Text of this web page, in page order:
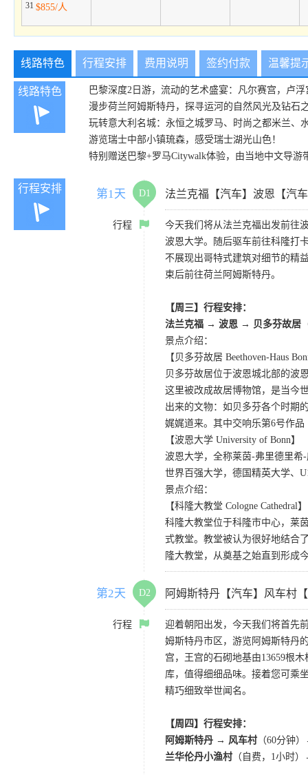
31 $855/人
线路特色 行程安排 费用说明 签约付款 温馨提
线路特色
巴黎深度2日游，流动的艺术盛宴：凡尔赛宫，卢
漫步荷兰阿姆斯特丹，探寻运河的自然风光及钻石
玩转意大利名城：永恒之城罗马、时尚之都米兰、
游览瑞士中部小镇琉森，感受瑞士湖光山色！
特别赠送巴黎+罗马Citywalk体验，由当地中文导
行程安排 第1天 D1 法兰克福【汽车】波恩【汽
行程
今天我们将从法兰克福出发前往
波恩大学。随后驱车前往科隆打
不展现出哥特式建筑对细节的精
束后前往荷兰阿姆斯特丹。
【周三】行程安排：
法兰克福 → 波恩 → 贝多芬故居
景点介绍：
【贝多芬故居 Beethoven-Haus
贝多芬故居位于波恩城北部的波
这里被改成故居博物馆，是当今
出来的文物：如贝多芬各个时期
娓娓道来。其中交响乐第6号作
【波恩大学 University of Bonn】
波恩大学，全称莱茵-弗里德里希
世界百强大学，德国精英大学、
景点介绍：
【科隆大教堂 Cologne Cathedral】
科隆大教堂位于科隆市中心，莱
式教堂。教堂被认为很好地结合
隆大教堂，从奠基之始直到形成
第2天 D2 阿姆斯特丹【汽车】风车村
行程
迎着朝阳出发，今天我们将首先
姆斯特丹市区，游览阿姆斯特丹
宫，王宫的石砌地基由13659根
库，值得细细品味。接着您可乘
精巧细致举世闻名。
【周四】行程安排：
阿姆斯特丹 → 风车村 （60分钟
兰华伦丹小渔村 （自费，1小时）